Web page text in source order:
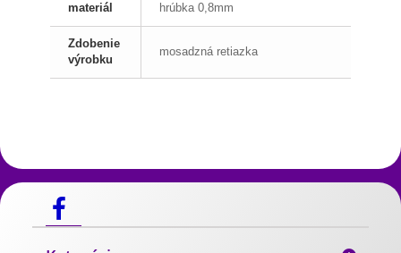
materiál
hrúbka 0,8mm
Zdobenie
výrobku
mosadzná retiazka